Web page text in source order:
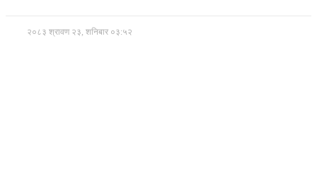
२०८३ श्रावण २३, शनिबार ०३:५२